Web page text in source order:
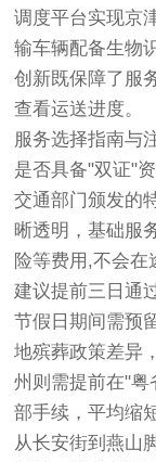
调度平台实现京
输车辆配备生物
创新既保障了服
查看运送进度。
服务选择指南与
是否具备"双证"
交通部门颁发的
晰透明，基础服
险等费用,不会在
建议提前三日通
节假日期间需预
地殡葬政策差异
州则需提前在"粤
部手续，平均缩
从长安街到燕山